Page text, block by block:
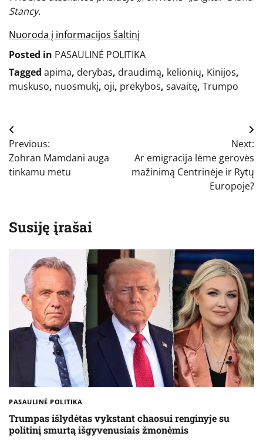
Stancy.
Nuoroda į informacijos šaltinį
Posted in PASAULINĖ POLITIKA
Tagged apima, derybas, draudimą, kelionių, Kinijos,
muskuso, nuosmukį, oji, prekybos, savaitę, Trumpo
Navigacija
tarp
įrašų
Previous:
Zohran Mamdani auga
tinkamu metu
Next:
Ar emigracija lėmė gerovės
mažinimą Centrinėje ir Rytų
Europoje?
Susiję įrašai
PASAULINĖ POLITIKA
Trumpas išlydėtas vykstant chaosui renginyje su
politinį smurtą išgyvenusiais žmonėmis